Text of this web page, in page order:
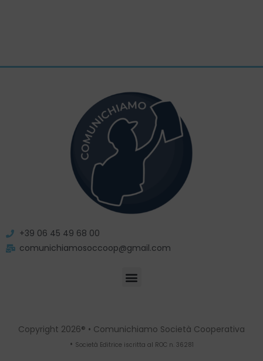
+39 06 45 49 68 00
comunichiamosoccoop@gmail.com
Copyright 2026® • Comunichiamo Società Cooperativa
• Società Editrice iscritta al ROC n. 36281